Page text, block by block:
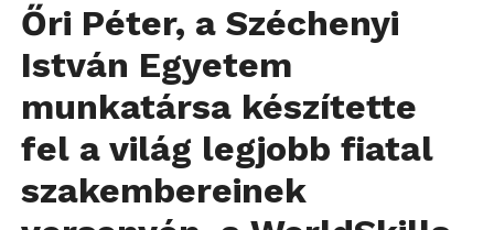
Őri Péter, a Széchenyi
István Egyetem
munkatársa készítette
fel a világ legjobb fiatal
szakembereinek